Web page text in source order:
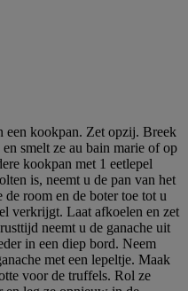
een kookpan. Zet opzij. Breek
smelt ze au bain marie of op
kookpan met 1 eetlepel
is, neemt u de pan van het
room en de boter toe tot u
verkrijgt. Laat afkoelen en zet
neemt u de ganache uit
in een diep bord. Neem
met een lepeltje. Maak
voor de truffels. Rol ze